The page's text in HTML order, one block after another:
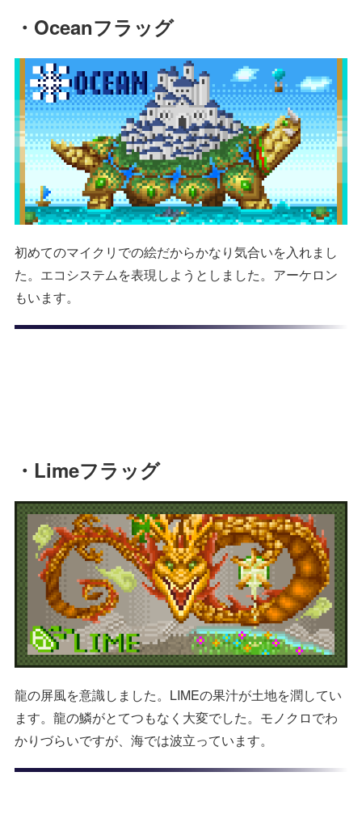
・Oceanフラッグ
初めてのマイクリでの絵だからかなり気合いを入れまし
た。エコシステムを表現しようとしました。アーケロン
もいます。
・Limeフラッグ
龍の屏風を意識しました。LIMEの果汁が土地を潤してい
ます。龍の鱗がとてつもなく大変でした。モノクロでわ
かりづらいですが、海では波立っています。